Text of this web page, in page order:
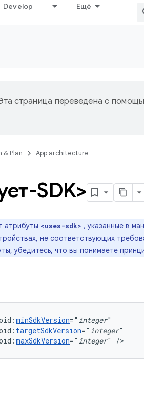
Develop Ещё
страница переведена с
& Plan App architecture
SDK>
атрибуты <uses-sdk> , указанные в
не соответствующих
убедитесь, что вы понимаете
minSdkVersion=" integer
targetSdkVersion=" integer
maxSdkVersion=" integer" />